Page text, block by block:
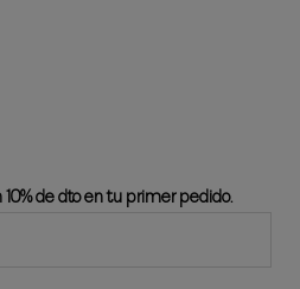
de dto en tu primer pedido.